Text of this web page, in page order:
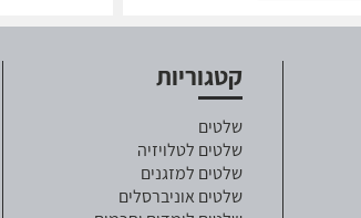
קטגוריות
שלטים
שלטים לטלויזיה
שלטים למזגנים
שלטים אוניברסלים